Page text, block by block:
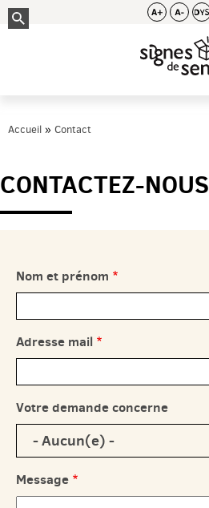
Accueil Contact
CONTACTEZ-NOUS
Nom et prénom
Adresse mail
Votre demande concerne
Message